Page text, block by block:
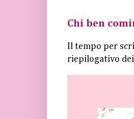
Chi ben
Il tempo per
riepilogativo